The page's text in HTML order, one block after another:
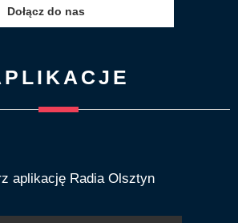
Dołącz do nas
aplikację Radia Olsztyn